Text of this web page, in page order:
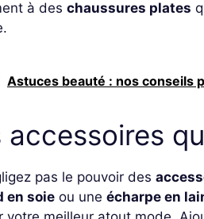
à des chaussures plates
Astuces beauté : nos conseils
accessoires
pas le pouvoir des
en soie ou une écharpe en